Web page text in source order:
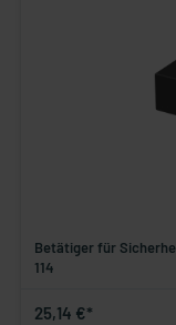
Betätiger für
114
25,14 €*